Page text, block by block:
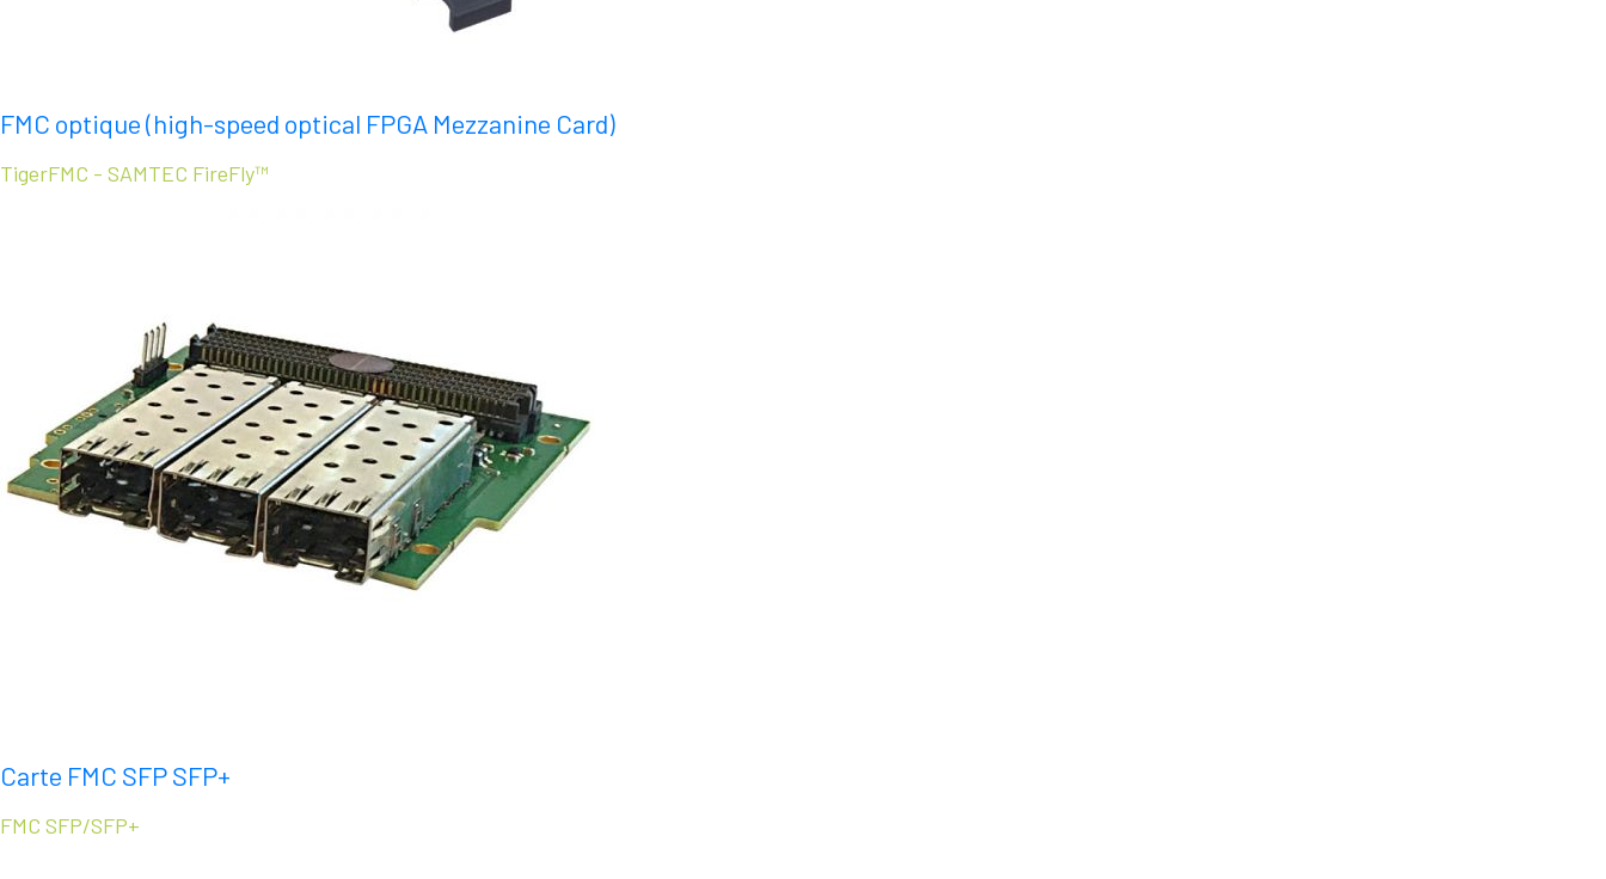
FMC optique (high-speed optical FPGA Mezzanine Card)
TigerFMC - SAMTEC FireFly™
Carte FMC SFP SFP+
FMC SFP/SFP+